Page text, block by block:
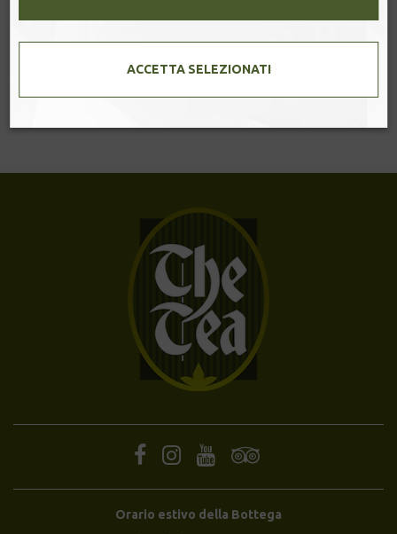
Orario estivo della Bottega
ACCETTA SELEZIONATI